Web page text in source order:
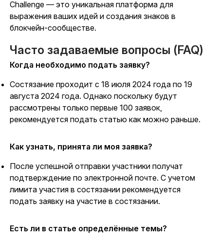
Challenge — это уникальная платформа для
выражения ваших идей и создания знаков в
блокчейн-сообществе.
Часто задаваемые вопросы (FAQ)
Когда необходимо подать заявку?
Состязание проходит с 18 июля 2024 года по 19
августа 2024 года. Однако поскольку будут
рассмотрены только первые 100 заявок,
рекомендуется подать статью как можно раньше.
Как узнать, принята ли моя заявка?
После успешной отправки участники получат
подтверждение по электронной почте. С учетом
лимита участия в состязании рекомендуется
подать заявку на участие в состязании.
Есть ли в статье определённые темы?